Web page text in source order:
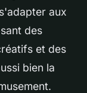
aux
des
et des
bien la